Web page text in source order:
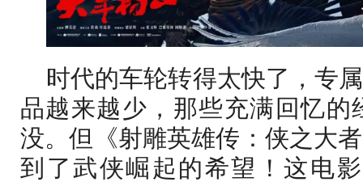
时代的车轮转得太快了，专
品越来越少，那些充满回忆
没。但《射雕英雄传：侠之大
到了武侠崛起的希望！这电